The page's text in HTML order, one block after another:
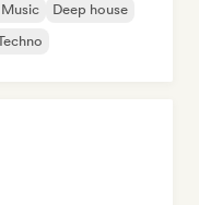
Music
Deep house